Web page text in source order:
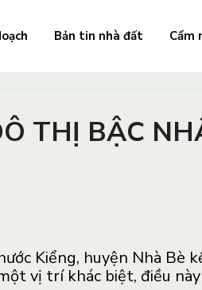
Bản tin nhà đất Cẩm
THỊ BẬC
Kiểng, huyện Nhà Bè
vị trí khác biệt, điều